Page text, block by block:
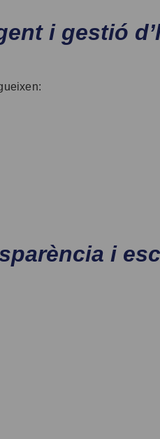
i gestió
i